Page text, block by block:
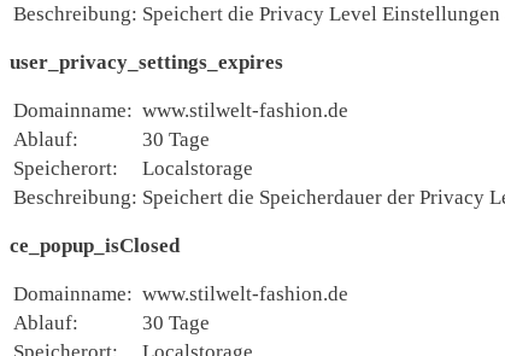
Beschreibung: Speichert die Privacy Level
user_privacy_settings_expires
Domainname: www.stilwelt-fashion.de
Ablauf:
30 Tage
Speicherort:
Localstorage
Beschreibung: Speichert die Speicherdauer der Privacy
ce_popup_isClosed
Domainname: www.stilwelt-fashion.de
Ablauf:
30 Tage
Speicherort:
Localstorage